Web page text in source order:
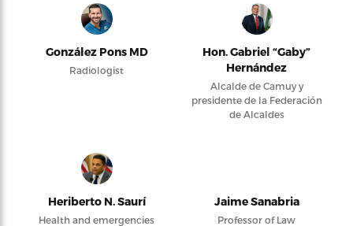
González Pons MD
Radiologist
Hon. Gabriel “Gaby”
Hernández
Alcalde de Camuy y
presidente de la Federación
de Alcaldes
Heriberto N. Saurí
Health and emergencies
Jaime Sanabria
Professor of Law